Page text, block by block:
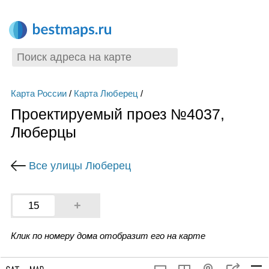
Карта России/ Карта Люберец /
Проектируемый проез №4037,
Люберцы
Все улицы Люберец
15 +
Клик по номеру дома отобразит его на карте